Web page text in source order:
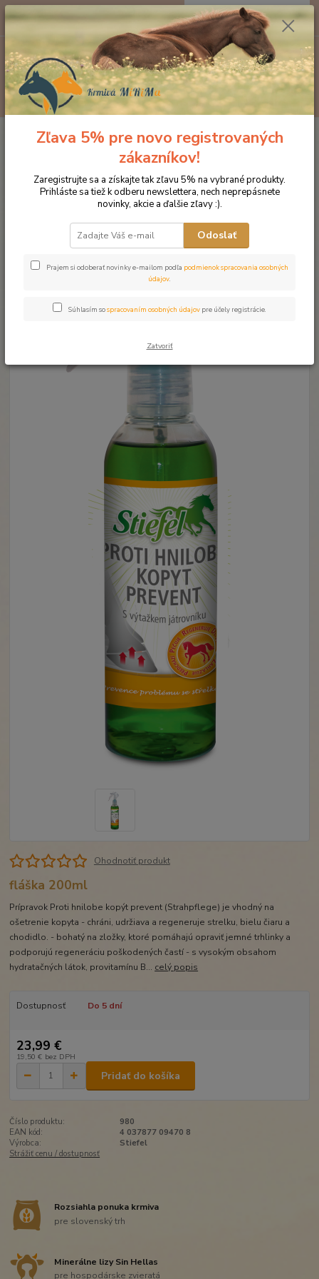
Menu
0ks
za0 €
Kozmetika pre kone Starostlivosť o kopytá
Proti hnilobe kopýt
Proti hnilobe kopýt prevent
Ohodnotiť produkt
fláška 200ml
Prípravok Proti hnilobe kopýt prevent (Strahpflege) je vhodný na
ošetrenie kopyta - chráni, udržiava a regeneruje strelku, bielu čiaru a
chodidlo. - bohatý na zložky, ktoré pomáhajú opraviť jemné trhlinky a
podporujú regeneráciu poškodených častí - s vysokým obsahom
hydratačných látok, provitamínu B... celý popis
Dostupnosť Do 5 dní
23,99 €
19,50 € bez DPH
Pridať do košíka
Číslo produktu:
980
EAN kód:
4 037877 09470 8
Výrobca:
Stiefel
Strážiť cenu / dostupnosť
Rozsiahla ponuka krmiva
pre slovenský trh
Minerálne lizy Sin Hellas
pre hospodárske zvieratá
Zľava 5% pre novo registrovaných
zákazníkov!
Zaregistrujte sa a získajte tak zľavu 5% na vybrané produkty.
Prihláste sa tiež k odberu newslettera, nech neprepásnete
novinky, akcie a ďalšie zľavy :).
Odoslať
Prajem si odoberať novinky e-mailom podľa podmienok spracovania osobných
údajov.
Súhlasím sospracovaním osobných údajov pre účely registrácie.
Zatvoriť